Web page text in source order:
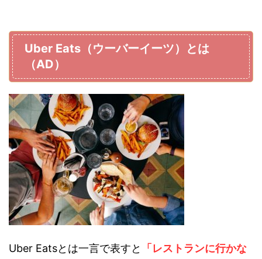
Uber Eats（ウーバーイーツ）とは
（AD）
Uber Eatsとは一言で表すと
「レストランに行かな